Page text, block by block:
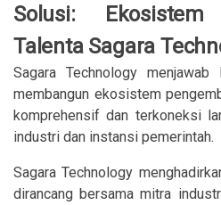
Solusi: Ekosistem
Talenta Sagara
Sagara Technology
membangun ekosistem
komprehensif dan terkoneksi
industri dan instansi pemerintah.
Sagara Technology
dirancang bersama mitra